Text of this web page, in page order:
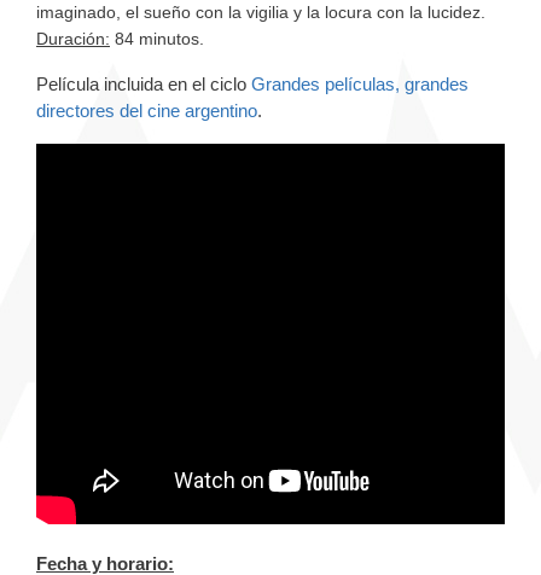
imaginado, el sueño con la vigilia y la locura con la lucidez.
Duración: 84 minutos.
Película incluida en el ciclo Grandes películas, grandes
directores del cine argentino.
Fecha y horario: